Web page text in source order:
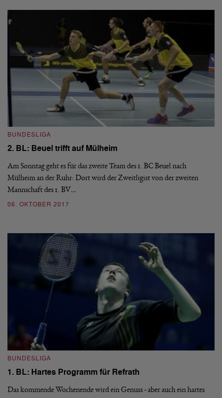
BUNDESLIGA
2. BL: Beuel trifft auf Mülheim
Am Sonntag geht es für das zweite Team des 1. BC Beuel nach
Mülheim an der Ruhr: Dort wird der Zweitligist von der zweiten
Mannschaft des 1. BV…
06. OKTOBER 2017
BUNDESLIGA
1. BL: Hartes Programm für Refrath
Das kommende Wochenende wird ein Genuss - aber auch ein hartes